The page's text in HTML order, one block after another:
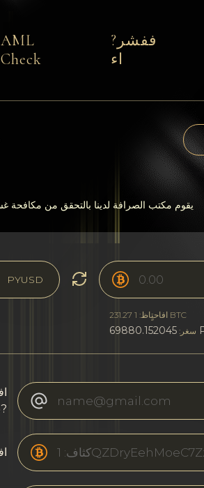
AML
Check
ففشر?
اء
يقوم مكتب الصرافة لدينا بالتحقق من مكافحة
PYUSD
افاحتٍاظ: 1 231.27 BTC
سغر:
ب?